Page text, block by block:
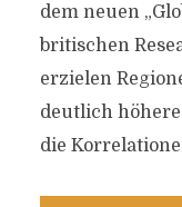
dem neuen
britischen
erzielen
deutlich
die